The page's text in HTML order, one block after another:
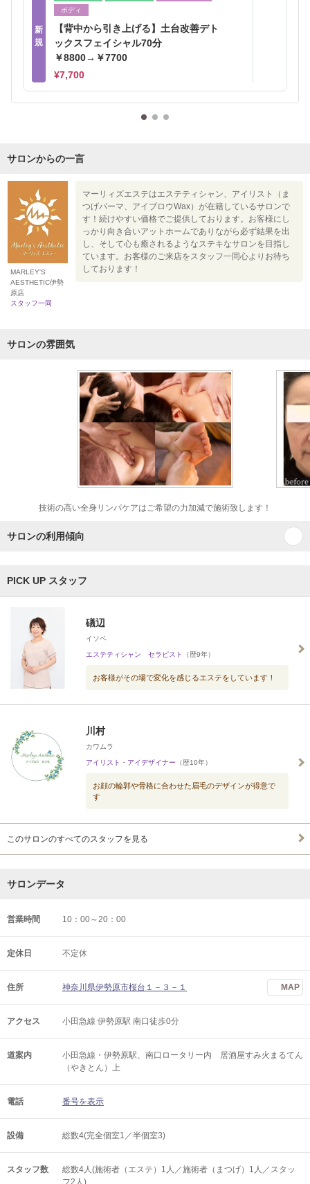
新
規
ボディ
【背中から引き上げる】土台改善デト
ックスフェイシャル70分
￥8800→￥7700
¥7,700
サロンからの一言
MARLEY'S
AESTHETIC伊勢
原店
スタッフ一同
マーリィズエステはエステティシャン、アイリスト（ま
つげパーマ、アイブロウWax）が在籍しているサロンで
す！続けやすい価格でご提供しております。お客様にし
っかり向き合いアットホームでありながら必ず結果を出
し、そして心も癒されるようなステキなサロンを目指し
ています。お客様のご来店をスタッフ一同心よりお待ち
しております！
サロンの雰囲気
技術の高い全身リンパケアはご希望の力加減で施術致します！
サロンの利用傾向
PICK UP スタッフ
礒辺
イソベ
エステティシャン セラピスト （歴9年）
お客様がその場で変化を感じるエステをしています！
川村
カワムラ
アイリスト・アイデザイナー （歴10年）
お顔の輪郭や骨格に合わせた眉毛のデザインが得意で
す
このサロンのすべてのスタッフを見る
サロンデータ
営業時間 10：00～20：00
定休日 不定休
住所 神奈川県伊勢原市桜台１－３－１ MAP
アクセス 小田急線 伊勢原駅 南口徒歩0分
道案内
小田急線・伊勢原駅、南口ロータリー内 居酒屋すみ火まるてん
（やきとん）上
電話 番号を表示
設備 総数4(完全個室1／半個室3)
スタッフ数
総数4人(施術者（エステ）1人／施術者（まつげ）1人／スタッ
フ2人)